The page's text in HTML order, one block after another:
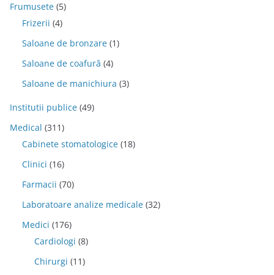
Frumusete (5)
Frizerii (4)
Saloane de bronzare (1)
Saloane de coafură (4)
Saloane de manichiura (3)
Institutii publice (49)
Medical (311)
Cabinete stomatologice (18)
Clinici (16)
Farmacii (70)
Laboratoare analize medicale (32)
Medici (176)
Cardiologi (8)
Chirurgi (11)